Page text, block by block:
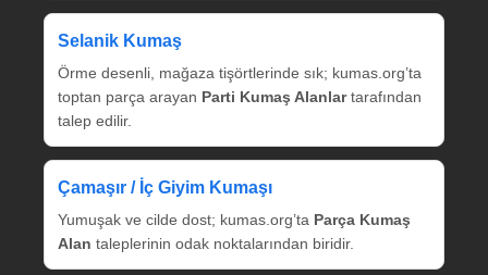
Selanik Kumaş
Örme desenli, mağaza tişörtlerinde sık; kumas.org’ta
toptan parça arayan Parti Kumaş Alanlartarafından
talep edilir.
Çamaşır / İç Giyim Kumaşı
Yumuşak ve cilde dost; kumas.org’ta Parça Kumaş
Alan taleplerinin odak noktalarından biridir.